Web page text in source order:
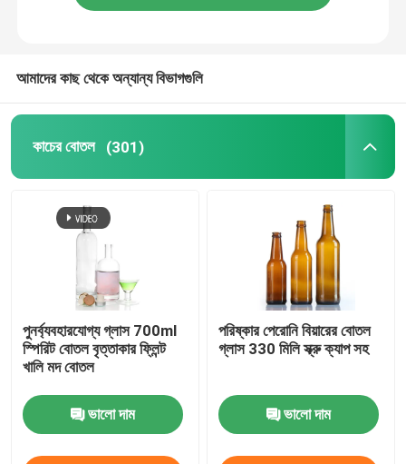
আমাদের কাছ থেকে অন্যান্য বিভাগগুলি
কাচের বোতল (301)
পুনর্ব্যবহারযোগ্য গ্লাস 700ml
স্পিরিট বোতল বৃত্তাকার ফ্লিন্ট
খালি মদ বোতল
ভালো দাম
পরিষ্কার পেরোনি বিয়ারের বোতল
গ্লাস 330 মিলি স্ক্রু ক্যাপ সহ
ভালো দাম